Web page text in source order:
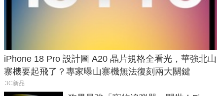
iPhone 18 Pro 設計圖 A20 晶片規格全看光，華強北山
寨機要起飛了？專家曝山寨機無法復刻兩大關鍵
3C新品